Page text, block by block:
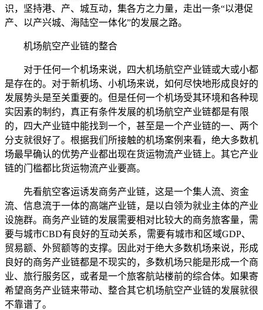
识，坚持港、产、城互动，集各方之力量，走出一条“以港促
产、以产兴城、海陆空一体化”的发展之路。
机场航空产业链的整合
对于任何一个机场来说，四大机场航空产业链或大或小都
是存在的。对于新机场、小机场来说，如何尽快地形成良好的
发展势头是至关重要的。但是任何一个机场受其环境和各种现
实因素的制约，真正有条件发展的机场航空产业链都是有限
的，四大产业链中能找到一个，甚至是一个产业链的一、两个
分支就很好了。根据我们所接触的机场案例来看，绝大多数机
场最早确认的优势产业都出现在货运物流产业链上。其它产业
链的门槛都比货运物流产业要高。
先看航空客运诱发商务产业链，这是一个集人流、资金
流、信息流于一体的高端产业链，是以白领为就业主体的产业
设施群。商务产业链的发展需要相对比较大的商务旅客量，需
要与城市CBD有良好的互动关系，需要有城市和区域GDP、
贸易额、外贸额等的支撑。因此对于绝大多数机场来说，形成
良好的商务产业链都是不现实的，多数机场只能是形成一个商
业、旅行服务区，或者是一个旅客航站楼前的综合体。如果寄
希望商务产业链来带动、整合其它机场航空产业链的发展就很
不靠谱了。